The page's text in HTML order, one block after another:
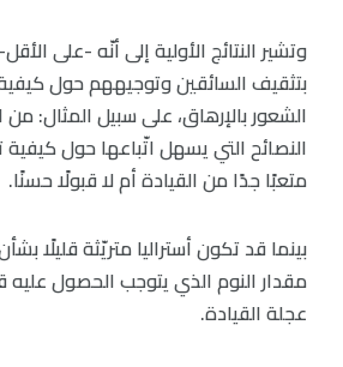
وتشير النتائج الأولية إلى أنّه -على
بتثقيف السائقين وتوجيههم حول كيفية
الشعور بالإرهاق، على سبيل المثال:
النصائح التي يسهل اتّباعها حول
متعبًا جدًا من القيادة أم لا قبولًا حسنًا.
بينما قد تكون أستراليا متريّثة قليلًا
مقدار النوم الذي يتوجب الحصول
عجلة القيادة.